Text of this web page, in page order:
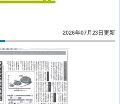
2026年07月23日更新